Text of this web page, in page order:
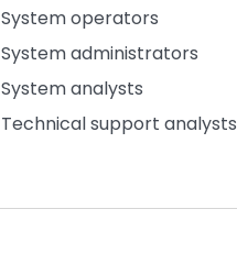
System operators
System administrators
System analysts
Technical support analysts